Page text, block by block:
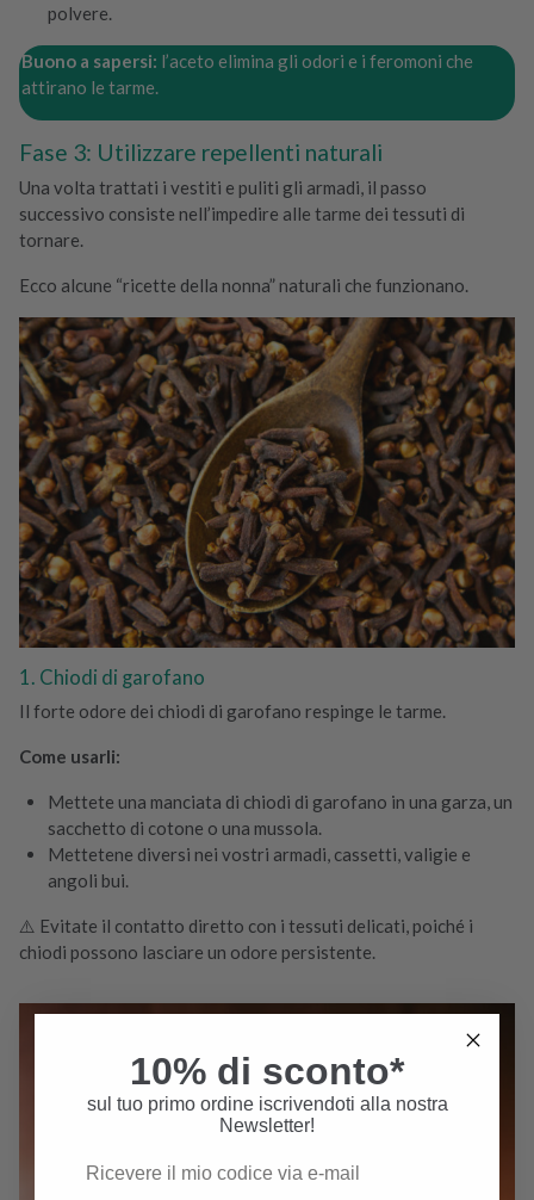
polvere.
Buono a sapersi: l’aceto elimina gli odori e i feromoni che
attirano le tarme.
Fase 3: Utilizzare repellenti naturali
Una volta trattati i vestiti e puliti gli armadi, il passo
successivo consiste nell’impedire alle tarme dei tessuti di
tornare.
Ecco alcune “ricette della nonna” naturali che funzionano.
1. Chiodi di garofano
Il forte odore dei chiodi di garofano respinge le tarme.
Come usarli:
Mettete una manciata di chiodi di garofano in una garza, un
sacchetto di cotone o una mussola.
Mettetene diversi nei vostri armadi, cassetti, valigie e
angoli bui.
⚠️ Evitate il contatto diretto con i tessuti delicati, poiché i
chiodi possono lasciare un odore persistente.
10% di sconto*
sul tuo primo ordine iscrivendoti alla nostra
Newsletter!